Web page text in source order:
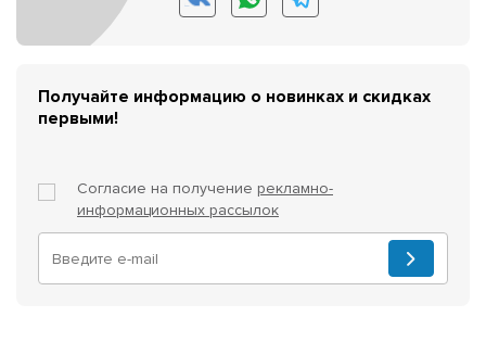
Получайте информацию о новинках и скидках
первыми!
Согласие на получение рекламно-
информационных рассылок